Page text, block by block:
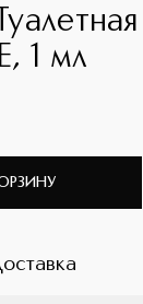
1 мл